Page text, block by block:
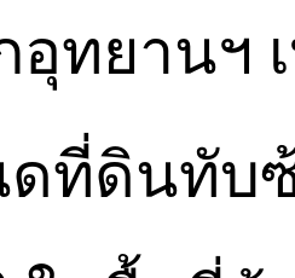
อุทยานฯ
ดที่ดินทับ